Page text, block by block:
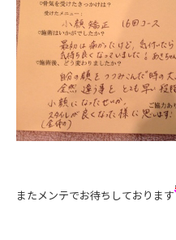
またメンテでお待ちしております